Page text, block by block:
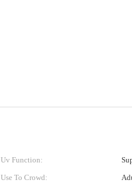
Uv Function:
Use To Crowd: